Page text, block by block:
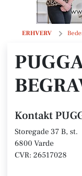
ERHVERV
PUGGAARD
Kontakt
Storegade 37 B, st.
6800 Varde
CVR: 26517028